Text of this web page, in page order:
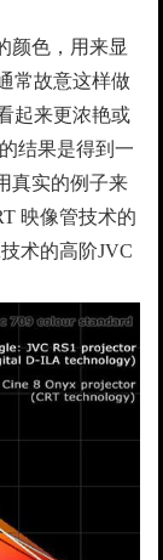
颜色，用来显
常故意这样做
起来更浓艳或
结果是得到一
真实的例子来
映像管技术的
术的高阶JVC